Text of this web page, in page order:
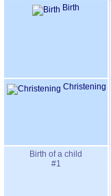
Birth
Christening
Birth of a child
#1